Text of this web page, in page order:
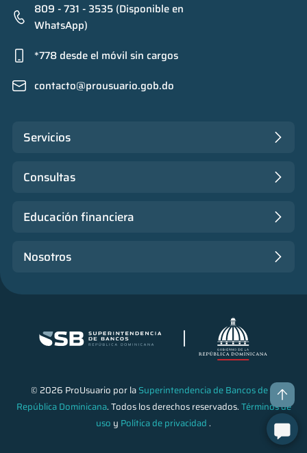
© 2026 ProUsuario por laSuperintendencia de Bancos de la
República Dominicana. Todos los derechos reservados.Términos de
uso y Política de privacidad.
809 - 731 - 3535 (Disponible en
WhatsApp)
*778 desde el móvil sin cargos
contacto@prousuario.gob.do
Servicios
Consultas
Educación financiera
Nosotros